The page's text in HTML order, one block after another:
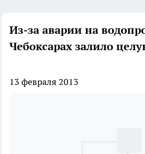
Из-за аварии на
Чебоксарах залило
13 февраля 2013